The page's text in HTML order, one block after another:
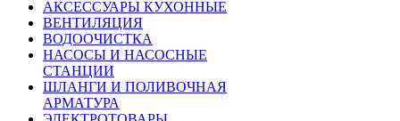
АКСЕССУАРЫ КУХОННЫЕ
ВЕНТИЛЯЦИЯ
ВОДООЧИСТКА
НАСОСЫ И НАСОСНЫЕ
СТАНЦИИ
ШЛАНГИ И ПОЛИВОЧНАЯ
АРМАТУРА